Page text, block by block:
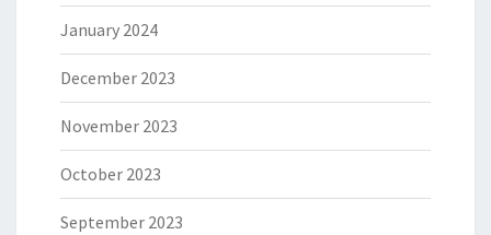
January 2024
December 2023
November 2023
October 2023
September 2023